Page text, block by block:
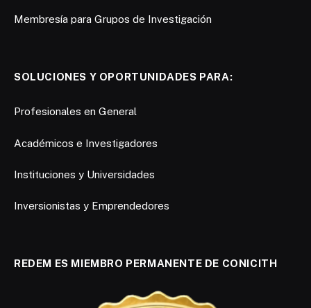
Membresía para Grupos de Investigación
SOLUCIONES Y OPORTUNIDADES PARA:
Profesionales en General
Académicos e Investigadores
Instituciones y Universidades
Inversionistas y Emprendedores
REDEM ES MIEMBRO PERMANENTE DE CONICITH